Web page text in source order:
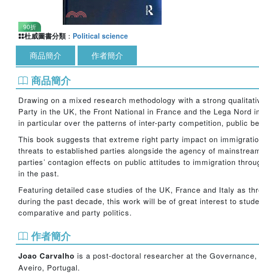
90折
杜威圖書分類 ： Political science
商品簡介 作者簡介
商品簡介
Drawing on a mixed research methodology with a strong
Party in the UK, the Front National in France and the Lega
in particular over the patterns of inter-party competition, public
This book suggests that extreme right party impact on
threats to established parties alongside the agency of
parties’ contagion effects on public attitudes to immigration
in the past.
Featuring detailed case studies of the UK, France and Italy as
during the past decade, this work will be of great interest to
comparative and party politics.
作者簡介
Joao Carvalho is a post-doctoral researcher at the
Aveiro, Portugal.